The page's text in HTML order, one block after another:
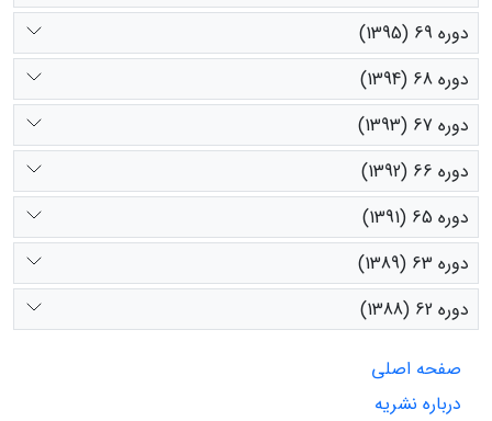
دوره 69 (1395)
دوره 68 (1394)
دوره 67 (1393)
دوره 66 (1392)
دوره 65 (1391)
دوره 63 (1389)
دوره 62 (1388)
صفحه اصلی
درباره نشریه